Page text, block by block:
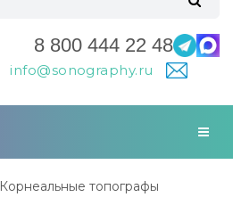
8 800 444 22 48
info@sonography.ru
Корнеальные топографы